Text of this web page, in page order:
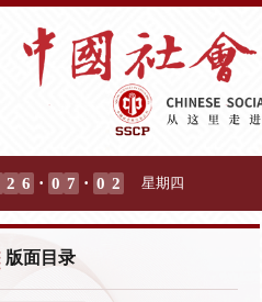
2 6 · 0 7 · 0 2 星期四
版面目录